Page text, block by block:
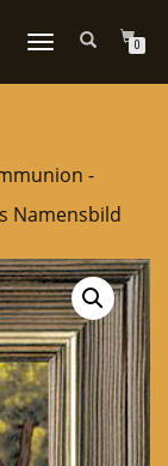
NAVIGATION
0
-
Namensbild